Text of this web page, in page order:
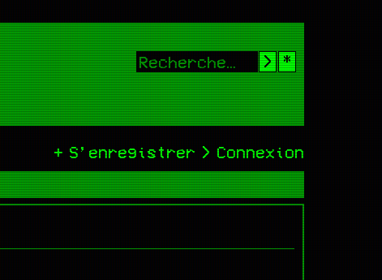
Rechercher
Connexion
S’enregistrer